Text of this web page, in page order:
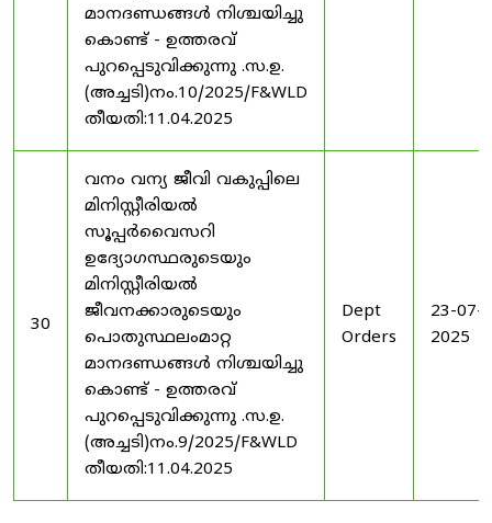
മാനദണ്ഡങ്ങൾ നിശ്ചയിച്ചു
കൊണ്ട് - ഉത്തരവ്
പുറപ്പെടുവിക്കുന്നു .സ.ഉ.
(അച്ചടി)നം.10/2025/F&WLD
തീയതി:11.04.2025
30
വനം വന്യ ജീവി വകുപ്പിലെ
മിനിസ്റ്റീരിയൽ
സൂപ്പർവൈസറി
ഉദ്യോഗസ്ഥരുടെയും
മിനിസ്റ്റീരിയൽ
ജീവനക്കാരുടെയും
പൊതുസ്ഥലംമാറ്റ
മാനദണ്ഡങ്ങൾ നിശ്ചയിച്ചു
കൊണ്ട് - ഉത്തരവ്
പുറപ്പെടുവിക്കുന്നു .സ.ഉ.
(അച്ചടി)നം.9/2025/F&WLD
തീയതി:11.04.2025
Dept
Orders
23-07-
2025